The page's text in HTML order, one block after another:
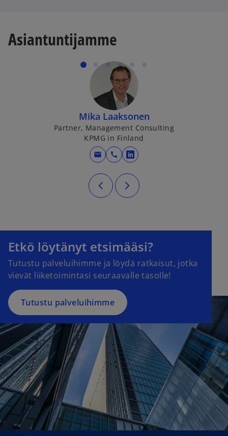
Asiantuntijamme
Mika Laaksonen
Partner, Management Consulting
KPMG in Finland
mail call opens in a new tab
Etkö löytänyt etsimääsi?
Tutustu palveluihimme ja löydä ratkaisut, jotka
vievät liiketoimintasi seuraavalle tasolle!
Tutustu palveluihimme